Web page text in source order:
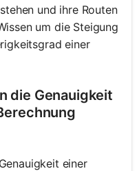
und ihre Routen
um die Steigung
einer
die Genauigkeit
einer